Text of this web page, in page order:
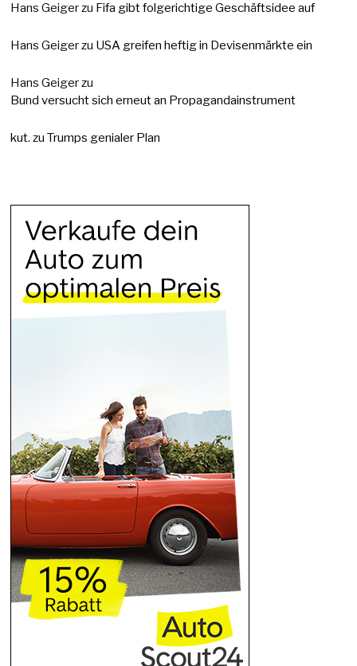
Hans Geigerzu Fifa gibt folgerichtige Geschäftsidee auf
Hans Geigerzu USA greifen heftig in Devisenmärkte ein
Hans Geigerzu
Bund versucht sich erneut an Propagandainstrument
kut. zuTrumps genialer Plan